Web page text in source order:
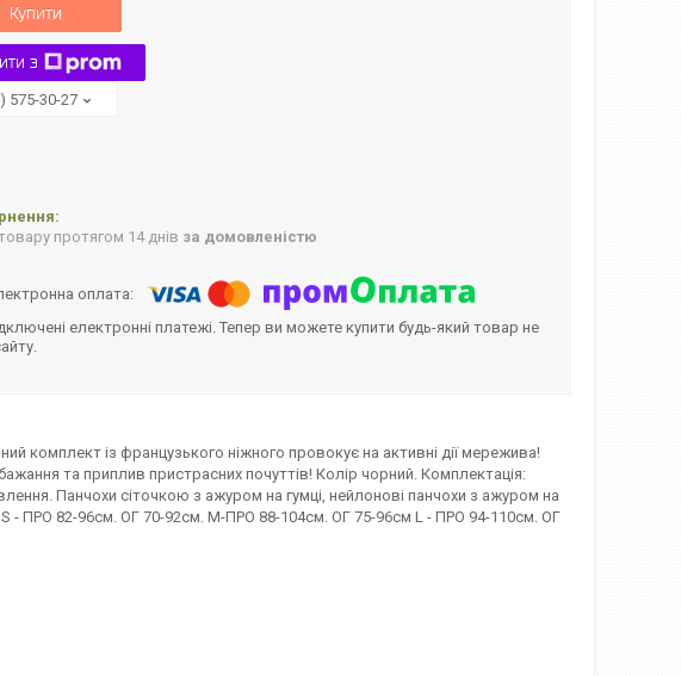
Купити
з
575-30-27
протягом 14 днів за домовленістю
електронні платежі. Тепер ви можете купити будь-який товар не
комплект із французького ніжного провокує на активні дії мережива!
та приплив пристрасних почуттів! Колір чорний. Комплектація:
Панчохи сіточкою з ажуром на гумці, нейлонові панчохи з ажуром на
S - ПРО 82-96см. ОГ 70-92см. M-ПРО 88-104см. ОГ 75-96см L - ПРО 94-110см. ОГ